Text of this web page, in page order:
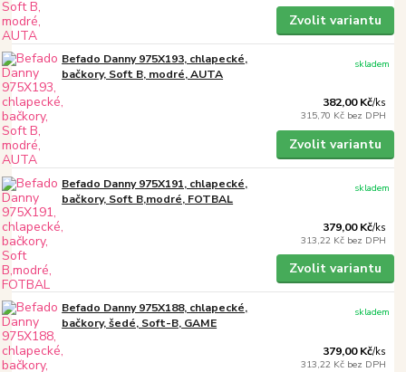
Zvolit variantu
Befado Danny 975X193, chlapecké,
bačkory, Soft B, modré, AUTA
382,00 Kč/ks
315,70 Kč bez DPH
skladem
Zvolit variantu
Befado Danny 975X191, chlapecké,
bačkory, Soft B,modré, FOTBAL
379,00 Kč/ks
313,22 Kč bez DPH
skladem
Zvolit variantu
Befado Danny 975X188, chlapecké,
bačkory, šedé, Soft-B, GAME
379,00 Kč/ks
313,22 Kč bez DPH
skladem